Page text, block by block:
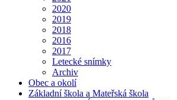
2020
2019
2018
2016
2017
Letecké snímky
Archiv
Obec a okolí
Základní škola a Mateřská škola